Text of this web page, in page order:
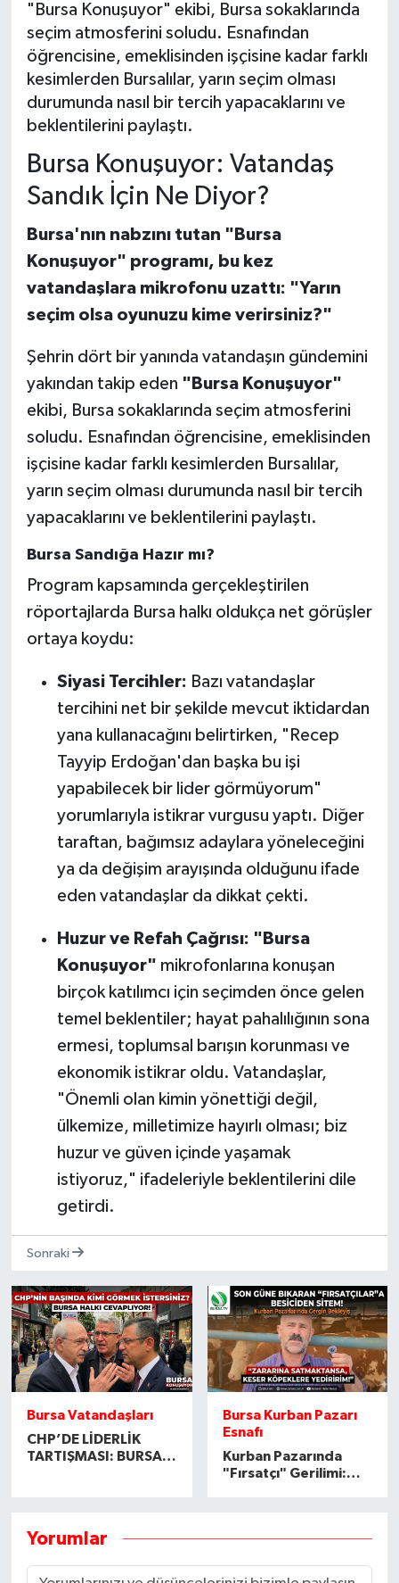
"Bursa Konuşuyor" ekibi, Bursa sokaklarında
seçim atmosferini soludu. Esnafından
öğrencisine, emeklisinden işçisine kadar farklı
kesimlerden Bursalılar, yarın seçim olması
durumunda nasıl bir tercih yapacaklarını ve
beklentilerini paylaştı.
Bursa Konuşuyor: Vatandaş
Sandık İçin Ne Diyor?
Bursa'nın nabzını tutan "Bursa
Konuşuyor" programı, bu kez
vatandaşlara mikrofonu uzattı: "Yarın
seçim olsa oyunuzu kime verirsiniz?"
Şehrin dört bir yanında vatandaşın gündemini
yakından takip eden "Bursa Konuşuyor"
ekibi, Bursa sokaklarında seçim atmosferini
soludu. Esnafından öğrencisine, emeklisinden
işçisine kadar farklı kesimlerden Bursalılar,
yarın seçim olması durumunda nasıl bir tercih
yapacaklarını ve beklentilerini paylaştı.
Bursa Sandığa Hazır mı?
Program kapsamında gerçekleştirilen
röportajlarda Bursa halkı oldukça net görüşler
ortaya koydu:
Siyasi Tercihler: Bazı vatandaşlar
tercihini net bir şekilde mevcut iktidardan
yana kullanacağını belirtirken, "Recep
Tayyip Erdoğan'dan başka bu işi
yapabilecek bir lider görmüyorum"
yorumlarıyla istikrar vurgusu yaptı. Diğer
taraftan, bağımsız adaylara yöneleceğini
ya da değişim arayışında olduğunu ifade
eden vatandaşlar da dikkat çekti.
Huzur ve Refah Çağrısı: "Bursa
Konuşuyor" mikrofonlarına konuşan
birçok katılımcı için seçimden önce gelen
temel beklentiler; hayat pahalılığının sona
ermesi, toplumsal barışın korunması ve
ekonomik istikrar oldu. Vatandaşlar,
"Önemli olan kimin yönettiği değil,
ülkemize, milletimize hayırlı olması; biz
huzur ve güven içinde yaşamak
istiyoruz," ifadeleriyle beklentilerini dile
getirdi.
Sonraki
Bursa Vatandaşları
CHP’DE LİDERLİK
TARTIŞMASI: BURSA
Bursa Kurban Pazarı
Esnafı
Kurban Pazarında
"Fırsatçı" Gerilimi:
Yorumlar